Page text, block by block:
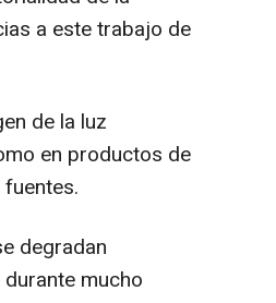
a este trabajo de
de la luz
en productos de
degradan
mucho